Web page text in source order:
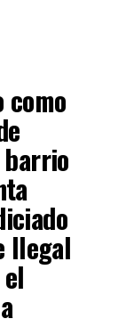
como
Ilegal